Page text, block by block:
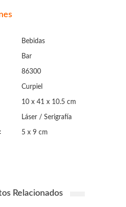
Bebidas
Bar
86300
Curpiel
10 x 41 x 10.5 cm
Láser / Serigrafía
5 x 9 cm
Relacionados